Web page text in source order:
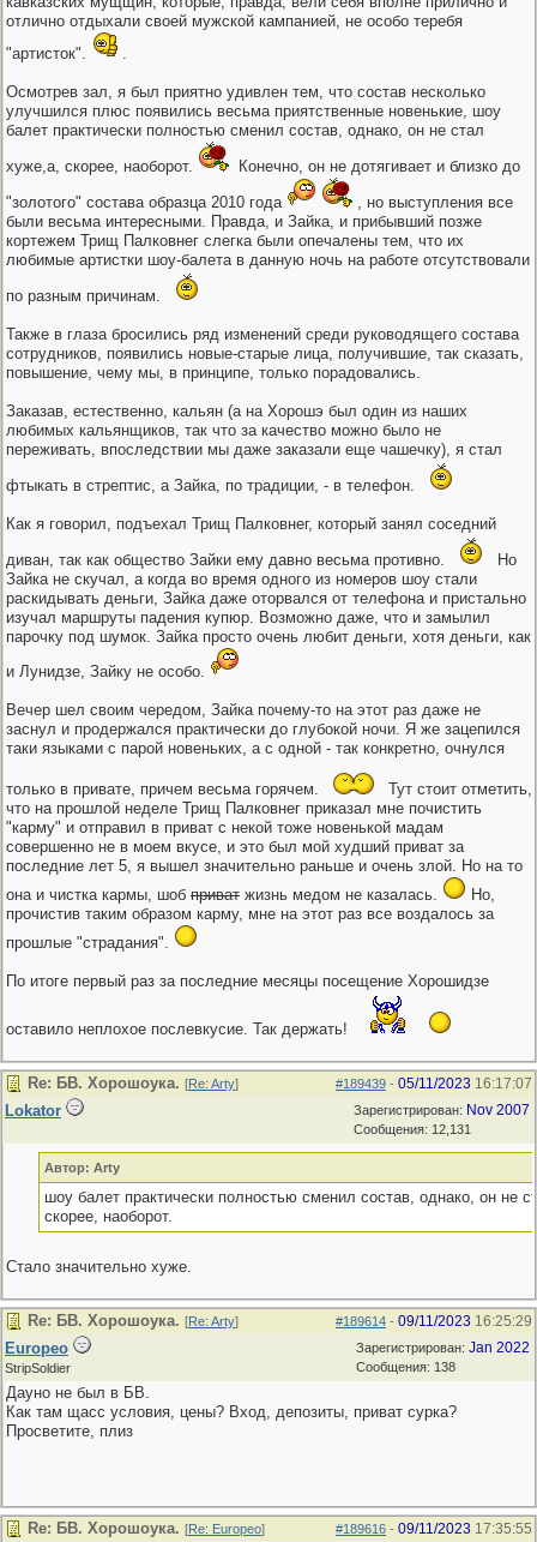
отлично отдыхали своей мужской кампанией, не особо теребя
"артисток".
.
Осмотрев зал, я был приятно удивлен тем, что состав несколько
улучшился плюс появились весьма приятственные новенькие, шоу
балет практически полностью сменил состав, однако, он не стал
хуже,а, скорее, наоборот.
Конечно, он не дотягивает и близко до
"золотого" состава образца 2010 года
, но выступления все
были весьма интересными. Правда, и Зайка, и прибывший позже
кортежем Трищ Палковнег слегка были опечалены тем, что их
любимые артистки шоу-балета в данную ночь на работе отсутствовали
по разным причинам.
Также в глаза бросились ряд изменений среди руководящего состава
сотрудников, появились новые-старые лица, получившие, так сказать,
повышение, чему мы, в принципе, только порадовались.
Заказав, естественно, кальян (а на Хорошэ был один из наших
любимых кальянщиков, так что за качество можно было не
переживать, впоследствии мы даже заказали еще чашечку), я стал
фтыкать в стрептис, а Зайка, по традиции, - в телефон.
Как я говорил, подъехал Трищ Палковнег, который занял соседний
диван, так как общество Зайки ему давно весьма противно.
Но
Зайка не скучал, а когда во время одного из номеров шоу стали
раскидывать деньги, Зайка даже оторвался от телефона и пристально
изучал маршруты падения купюр. Возможно даже, что и замылил
парочку под шумок. Зайка просто очень любит деньги, хотя деньги, как
и Лунидзе, Зайку не особо.
Вечер шел своим чередом, Зайка почему-то на этот раз даже не
заснул и продержался практически до глубокой ночи. Я же зацепился
таки языками с парой новеньких, а с одной - так конкретно, очнулся
только в привате, причем весьма горячем.
Тут стоит отметить,
что на прошлой неделе Трищ Палковнег приказал мне почистить
"карму" и отправил в приват с некой тоже новенькой мадам
совершенно не в моем вкусе, и это был мой худший приват за
последние лет 5, я вышел значительно раньше и очень злой. Но на то
она и чистка кармы, шоб приват жизнь медом не казалась.
Но,
прочистив таким образом карму, мне на этот раз все воздалось за
прошлые "страдания".
По итоге первый раз за последние месяцы посещение Хорошидзе
оставило неплохое послевкусие. Так держать!
#189439 - 05/11/2023 16:17:07
Re: БВ. Хорошоука. [Re: Arty]
Зарегистрирован: Nov 2007
Сообщения: 12,131
Lokator
Автор: Arty
шоу балет практически полностью сменил состав, однако, он не
скорее, наоборот.
Стало значительно хуже.
#189614 - 09/11/2023 16:25:29
Re: БВ. Хорошоука. [Re: Arty]
Зарегистрирован: Jan 2022
Сообщения: 138
Europeo
StripSoldier
Дауно не был в БВ.
Как там щасс условия, цены? Вход, депозиты, приват сурка?
Просветите, плиз
#189616 - 09/11/2023 17:35:55
Re: БВ. Хорошоука. [Re: Europeo]